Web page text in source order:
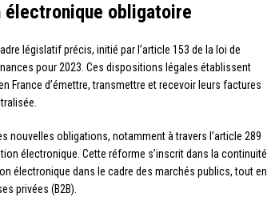
obligatoire
législatif précis, initié par l’article 153 de la loi de
pour 2023. Ces dispositions légales établissent
France d’émettre, transmettre et recevoir leurs factures
nouvelles obligations, notamment à travers l’article 289
électronique. Cette réforme s’inscrit dans la continuité
électronique dans le cadre des marchés publics, tout en
privées (B2B).